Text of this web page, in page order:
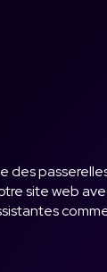
des
site web